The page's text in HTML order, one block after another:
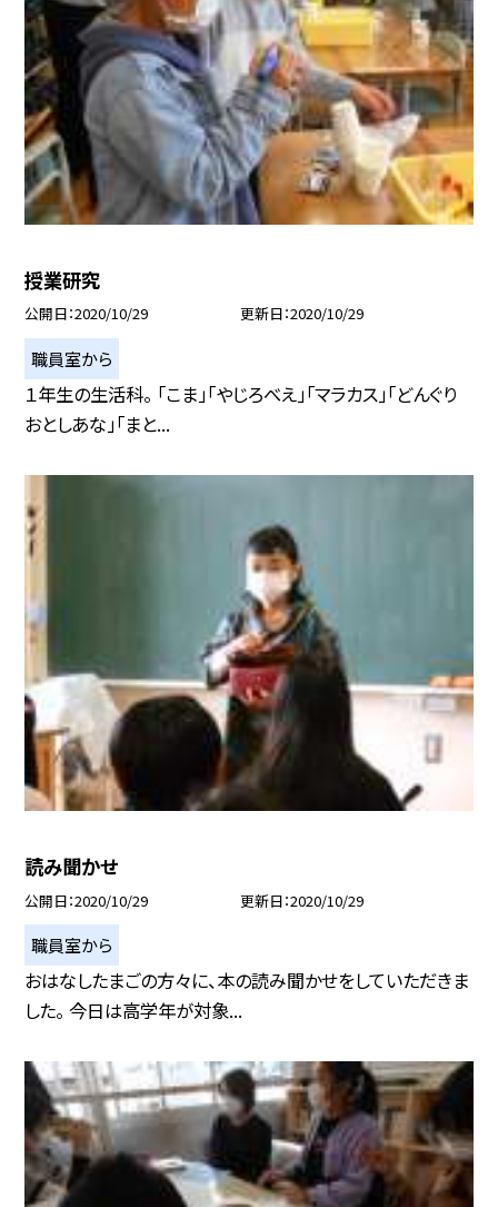
授業研究
公開日 2020/10/29 更新日 2020/10/29
職員室から
１年生の生活科。 「こま」「やじろべえ」「マラカス」「どんぐり
おとしあな」「まと...
読み聞かせ
公開日 2020/10/29 更新日 2020/10/29
職員室から
おはなしたまごの方々に、本の読み聞かせをしていただきま
した。 今日は高学年が対象...